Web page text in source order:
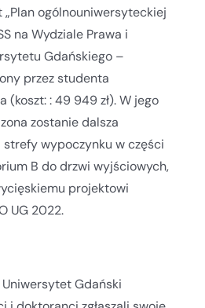
„Plan ogólnouniwersyteckiej
na Wydziale Prawa i
Gdańskiego –
przez studenta
(koszt: : 49 949 zł). W jego
zostanie dalsza
wypoczynku w części
B do drzwi wyjściowych,
projektowi
UG 2022.
Gdański